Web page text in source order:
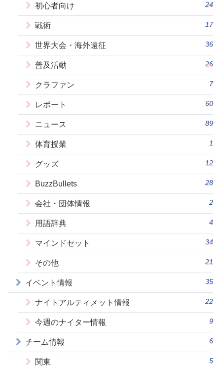
初心者向け 24
戦術 17
世界大会・海外遠征 36
普及活動 26
クラファン 7
レポート 60
ニュース 89
体育授業 1
グッズ 12
BuzzBullets 28
会社・団体情報 2
用語辞典 4
マインドセット 34
その他 21
イベント情報 35
ナイトアルティメット情報 22
今週のナイター情報 9
チーム情報 6
関東 5